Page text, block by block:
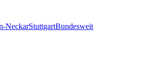
NeckarStuttgartBundesweit